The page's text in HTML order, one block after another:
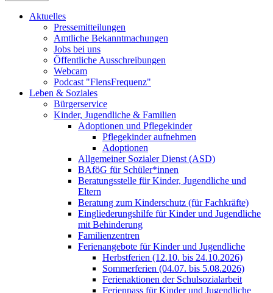
Aktuelles
Pressemitteilungen
Amtliche Bekanntmachungen
Jobs bei uns
Öffentliche Ausschreibungen
Webcam
Podcast "FlensFrequenz"
Leben & Soziales
Bürgerservice
Kinder, Jugendliche & Familien
Adoptionen und Pflegekinder
Pflegekinder aufnehmen
Adoptionen
Allgemeiner Sozialer Dienst (ASD)
BAföG für Schüler*innen
Beratungsstelle für Kinder, Jugendliche und
Eltern
Beratung zum Kinderschutz (für Fachkräfte)
Eingliederungshilfe für Kinder und Jugendliche
mit Behinderung
Familienzentren
Ferienangebote für Kinder und Jugendliche
Herbstferien (12.10. bis 24.10.2026)
Sommerferien (04.07. bis 5.08.2026)
Ferienaktionen der Schulsozialarbeit
Ferienpass für Kinder und Jugendliche